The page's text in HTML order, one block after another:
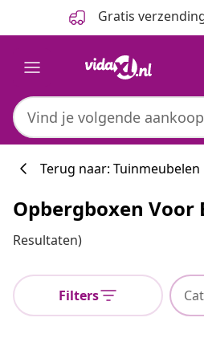
Gratis
Terug naar: Tuinmeubelen
Opbergboxen Voor
Resultaten)
Filters